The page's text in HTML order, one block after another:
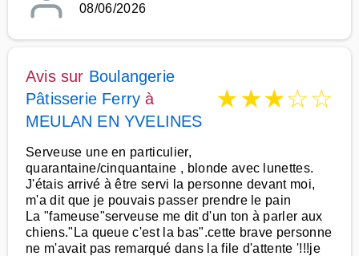
08/06/2026
Avis sur Boulangerie
Pâtisserie Ferry à
MEULAN EN YVELINES
★★★☆☆
Serveuse une en particulier,
quarantaine/cinquantaine , blonde avec lunettes.
J'étais arrivé à être servi la personne devant moi,
m'a dit que je pouvais passer prendre le pain
La "fameuse"serveuse me dit d'un ton à parler aux
chiens."La queue c'est la bas".cette brave personne
ne m'avait pas remarqué dans la file d'attente '!!!je